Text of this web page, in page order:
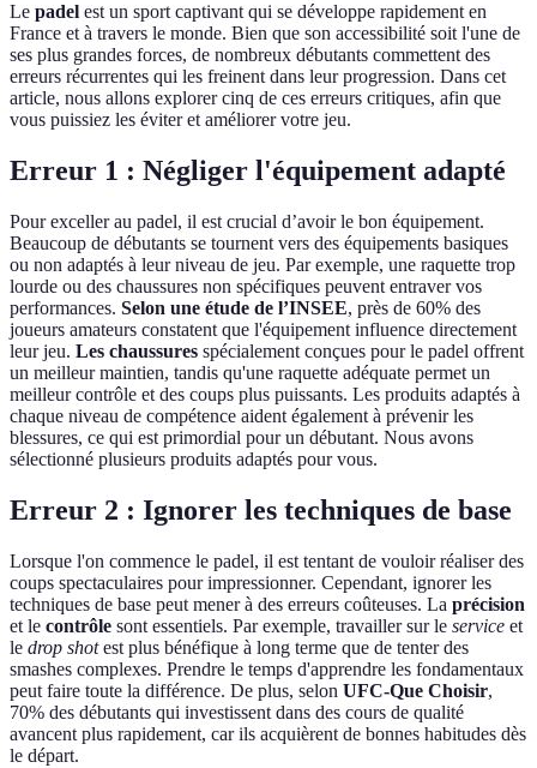
Le padel est un sport captivant qui se développe rapidement en
France et à travers le monde. Bien que son accessibilité soit l'une de
ses plus grandes forces, de nombreux débutants commettent des
erreurs récurrentes qui les freinent dans leur progression. Dans cet
article, nous allons explorer cinq de ces erreurs critiques, afin que
vous puissiez les éviter et améliorer votre jeu.
Erreur 1 : Négliger l'équipement adapté
Pour exceller au padel, il est crucial d’avoir le bon équipement.
Beaucoup de débutants se tournent vers des équipements basiques
ou non adaptés à leur niveau de jeu. Par exemple, une raquette trop
lourde ou des chaussures non spécifiques peuvent entraver vos
performances. Selon une étude de l’INSEE, près de 60% des
joueurs amateurs constatent que l'équipement influence directement
leur jeu. Les chaussures spécialement conçues pour le padel offrent
un meilleur maintien, tandis qu'une raquette adéquate permet un
meilleur contrôle et des coups plus puissants. Les produits adaptés à
chaque niveau de compétence aident également à prévenir les
blessures, ce qui est primordial pour un débutant. Nous avons
sélectionné plusieurs produits adaptés pour vous.
Erreur 2 : Ignorer les techniques de base
Lorsque l'on commence le padel, il est tentant de vouloir réaliser des
coups spectaculaires pour impressionner. Cependant, ignorer les
techniques de base peut mener à des erreurs coûteuses. La précision
et le contrôle sont essentiels. Par exemple, travailler sur le service et
le drop shotest plus bénéfique à long terme que de tenter des
smashes complexes. Prendre le temps d'apprendre les fondamentaux
peut faire toute la différence. De plus, selon UFC-Que Choisir,
70% des débutants qui investissent dans des cours de qualité
avancent plus rapidement, car ils acquièrent de bonnes habitudes dès
le départ.